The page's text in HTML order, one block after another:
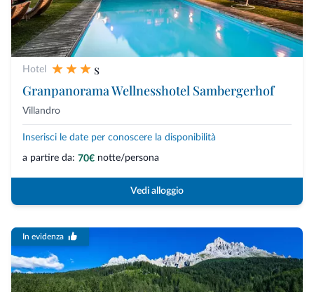
Hotel
s
Granpanorama Wellnesshotel Sambergerhof
Villandro
Inserisci le date per conoscere la disponibilità
a partire da: 70€ notte/persona
Vedi alloggio
In evidenza